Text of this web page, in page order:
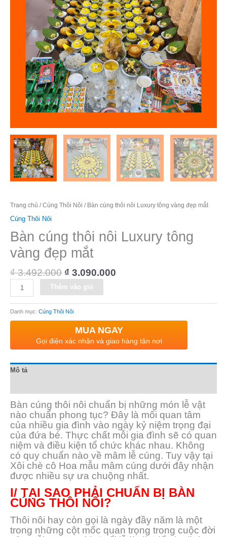
Trang chủ /Cúng Thôi Nôi / Bàn cúng thôi nôi Luxury tông vàng đẹp mắt
Cúng Thôi Nôi
Bàn cúng thôi nôi Luxury tông
vàng đẹp mắt
₫3.492.000 ₫ 3.090.000
Thêm vào giỏ
Danh mục: Cúng Thôi Nôi
MUA NGAY
Gọi điện xác nhận và giao hàng tận nơi
Mô tả
Bàn cúng thôi nôi chuẩn bị những món lễ vật
nào chuẩn phong tục? Đây là mối quan tâm
của nhiều gia đình vào ngày kỷ niệm trọng đại
của đứa bé. Thực chất mỗi gia đình sẽ có quan
niệm và điều kiện tổ chức khác nhau. Không
có quy chuẩn nào về mâm lễ cúng. Tuy vậy tại
Xôi chè cô Hoa mẫu mâm cúng dưới đây nhận
được nhiều sự ưa chuộng nhất.
I/ TẠI SAO PHẢI CHUẨN BỊ BÀN
CÚNG THÔI NÔI?
Thôi nôi hay còn gọi là ngày đầy năm là một
trong những cột mốc quan trọng trong cuộc đời